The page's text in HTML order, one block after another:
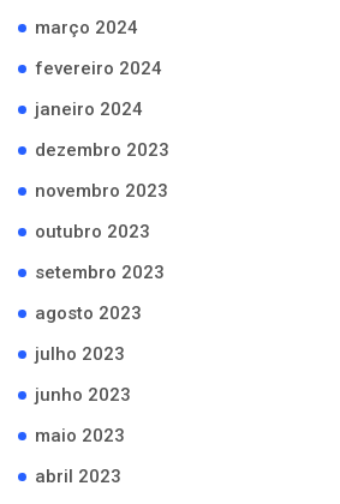
março 2024
fevereiro 2024
janeiro 2024
dezembro 2023
novembro 2023
outubro 2023
setembro 2023
agosto 2023
julho 2023
junho 2023
maio 2023
abril 2023